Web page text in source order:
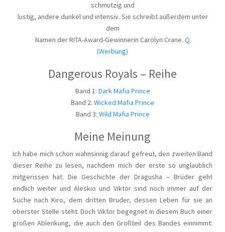
schmutzig und
lustig, andere dunkel und intensiv. Sie schreibt außerdem unter
dem
Namen der RITA-Award-Gewinnerin Carolyn Crane. Q
(Werbung)
Dangerous Royals – Reihe
Band 1: Dark Mafia Prince
Band 2: Wicked Mafia Prince
Band 3: Wild Mafia Prince
Meine Meinung
Ich habe mich schon wahnsinnig darauf gefreut, den zweiten Band
dieser Reihe zu lesen, nachdem mich der erste so unglaublich
mitgerissen hat. Die Geschichte der Dragusha – Brüder geht
endlich weiter und Aleskio und Viktor sind noch immer auf der
Suche nach Kiro, dem dritten Bruder, dessen Leben für sie an
oberster Stelle steht. Doch Viktor begegnet in diesem Buch einer
großen Ablenkung, die auch den Großteil des Bandes einnimmt: